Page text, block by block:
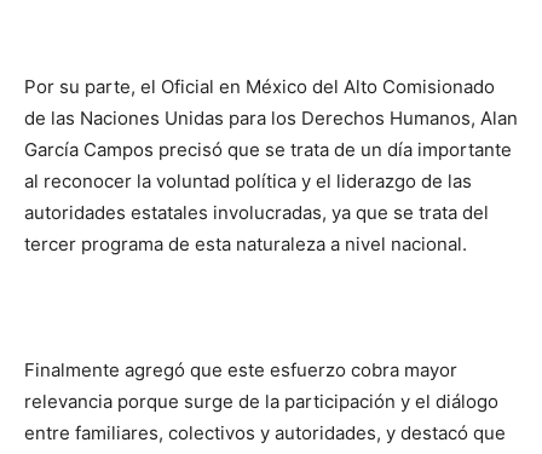
Por su parte, el Oficial en México del Alto Comisionado
de las Naciones Unidas para los Derechos Humanos, Alan
García Campos precisó que se trata de un día importante
al reconocer la voluntad política y el liderazgo de las
autoridades estatales involucradas, ya que se trata del
tercer programa de esta naturaleza a nivel nacional.
Finalmente agregó que este esfuerzo cobra mayor
relevancia porque surge de la participación y el diálogo
entre familiares, colectivos y autoridades, y destacó que